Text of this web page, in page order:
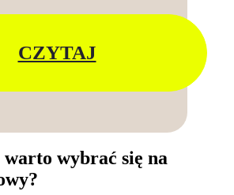
CZYTAJ
warto wybrać się na